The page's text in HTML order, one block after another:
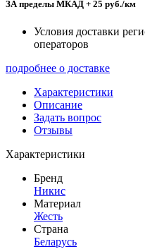
ЗА пределы МКАД + 25 руб./км
Условия доставки
операторов
подробнее о доставке
Характеристики
Описание
Задать вопрос
Отзывы
Характеристики
Бренд
Никис
Материал
Жесть
Страна
Беларусь